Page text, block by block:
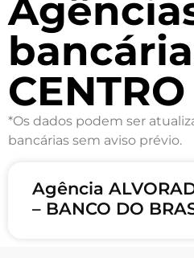
CENTRO
*Os dados podem ser
bancárias sem aviso prévio.
Agência
– BANCO DO